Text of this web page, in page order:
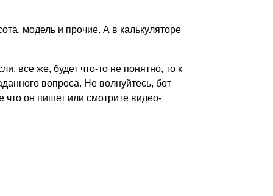
модель и прочие. А в калькуляторе
все же, будет что-то не понятно, то к
вопроса. Не волнуйтесь, бот
что он пишет или смотрите видео-